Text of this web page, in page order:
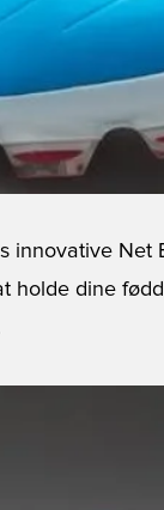
innovative Net
holde dine